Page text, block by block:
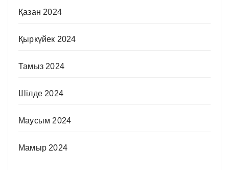
Қазан 2024
Қыркүйек 2024
Тамыз 2024
Шілде 2024
Маусым 2024
Мамыр 2024